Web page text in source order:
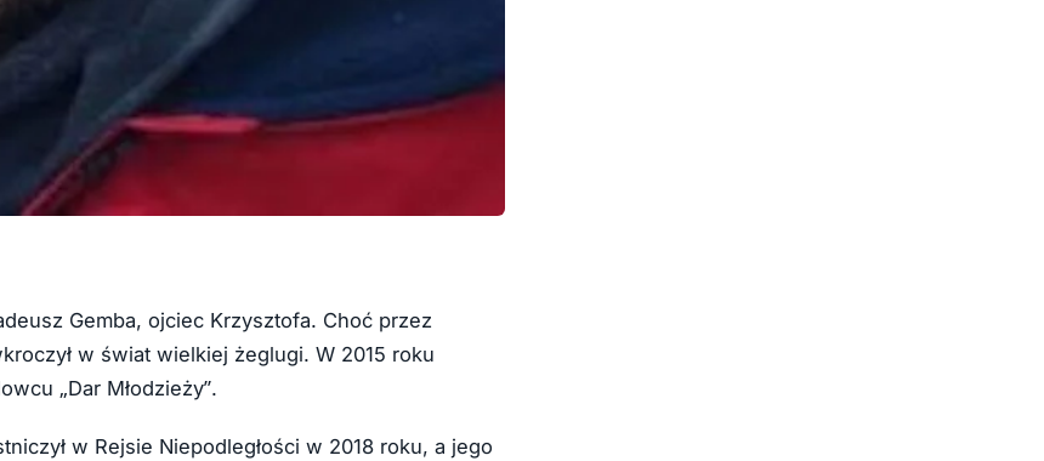
Gemba, ojciec Krzysztofa. Choć przez
w świat wielkiej żeglugi. W 2015 roku
„Dar Młodzieży”.
w Rejsie Niepodległości w 2018 roku, a jego